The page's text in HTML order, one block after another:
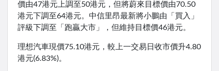
價由47港元上調至50港元，但將蔚來目標價由70.50
港元下調至64港元。中信里昂最新將小鵬由「買入」
評級下調至「跑贏大市」，但維持目標價46港元。
理想汽車現價75.10港元，較上一交易日收市價升4.80
港元(6.83%)。